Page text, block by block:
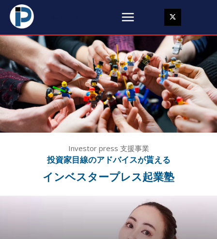
Investor press 支援事業
投資家目線のアドバイスが貰える
インベスタープレス起業塾